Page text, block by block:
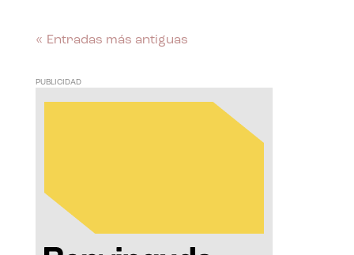
« Entradas más antiguas
PUBLICIDAD